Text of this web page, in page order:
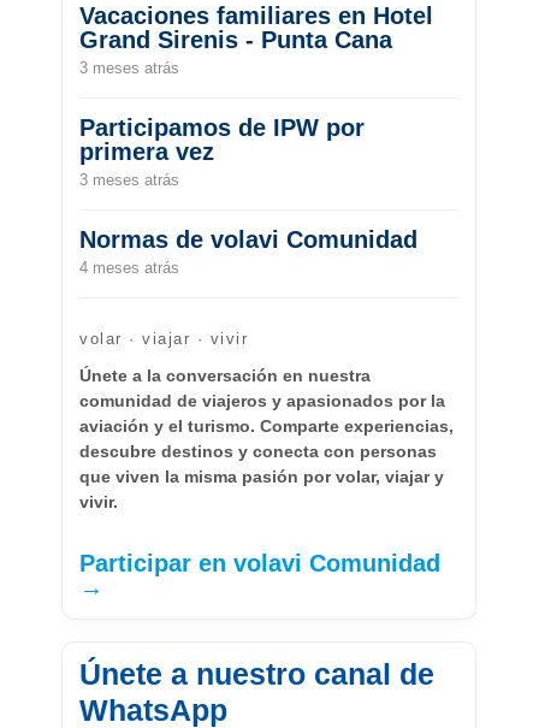
Vacaciones familiares en Hotel
Grand Sirenis - Punta Cana
3 meses atrás
Participamos de IPW por
primera vez
3 meses atrás
Normas de volavi Comunidad
4 meses atrás
volar · viajar · vivir
Únete a la conversación en nuestra
comunidad de viajeros y apasionados por la
aviación y el turismo. Comparte experiencias,
descubre destinos y conecta con personas
que viven la misma pasión por volar, viajar y
vivir.
Participar en volavi Comunidad
→
Únete a nuestro canal de
WhatsApp